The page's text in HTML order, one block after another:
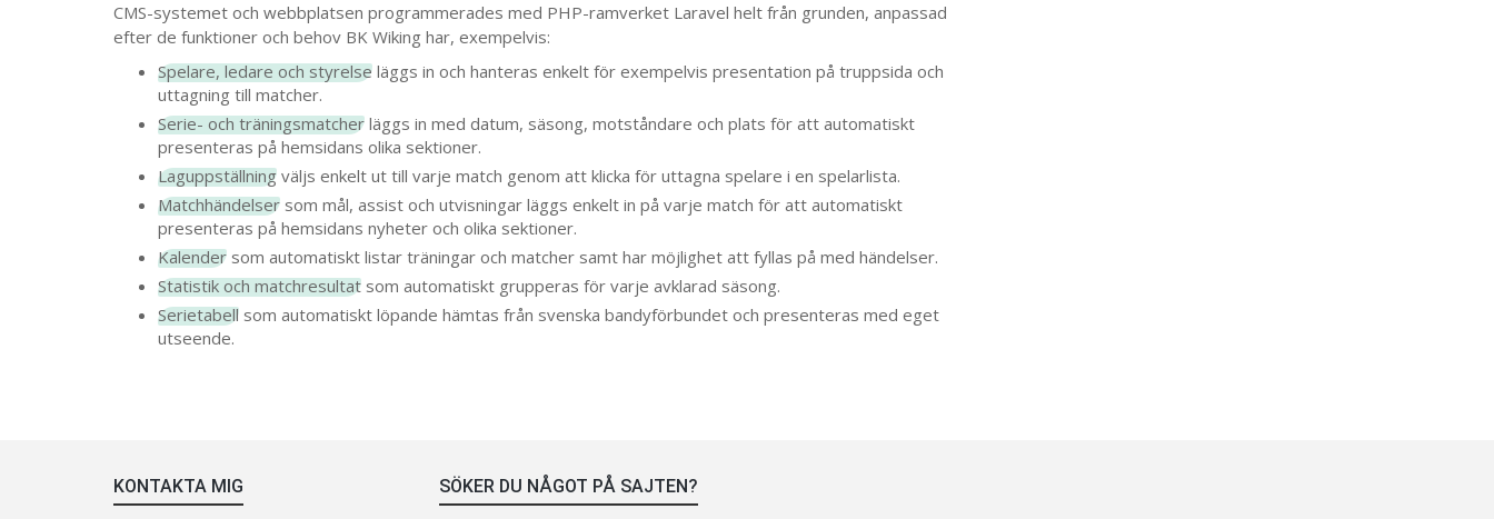
CMS-systemet och webbplatsen programmerades med PHP-ramverket Laravel helt från grunden, anpassad
efter de funktioner och behov BK Wiking har, exempelvis:
Spelare, ledare och styrelse läggs in och hanteras enkelt för exempelvis presentation på truppsida och
uttagning till matcher.
Serie- och träningsmatcher läggs in med datum, säsong, motståndare och plats för att automatiskt
presenteras på hemsidans olika sektioner.
Laguppställning väljs enkelt ut till varje match genom att klicka för uttagna spelare i en spelarlista.
Matchhändelser som mål, assist och utvisningar läggs enkelt in på varje match för att automatiskt
presenteras på hemsidans nyheter och olika sektioner.
Kalender som automatiskt listar träningar och matcher samt har möjlighet att fyllas på med händelser.
Statistik och matchresultat som automatiskt grupperas för varje avklarad säsong.
Serietabell som automatiskt löpande hämtas från svenska bandyförbundet och presenteras med eget
utseende.
KONTAKTA MIG SÖKER DU NÅGOT PÅ SAJTEN?